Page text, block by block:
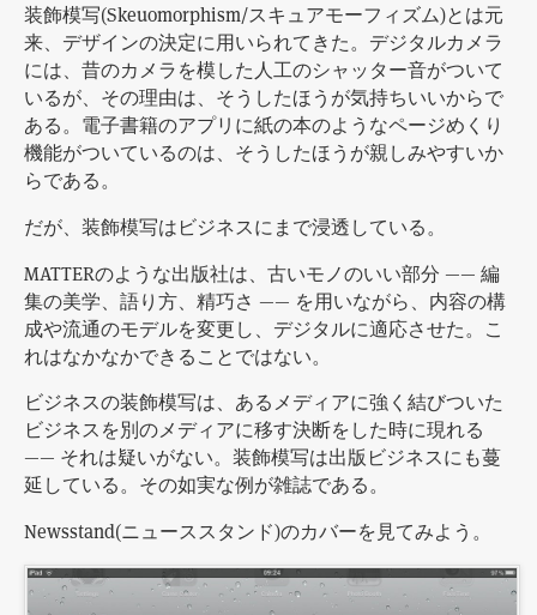
装飾模写(Skeuomorphism/スキュアモーフィズム)とは元
来、デザインの決定に用いられてきた。デジタルカメラ
には、昔のカメラを模した人工のシャッター音がついて
いるが、その理由は、そうしたほうが気持ちいいからで
ある。電子書籍のアプリに紙の本のようなページめくり
機能がついているのは、そうしたほうが親しみやすいか
らである。
だが、装飾模写はビジネスにまで浸透している。
MATTERのような出版社は、古いモノのいい部分 —— 編
集の美学、語り方、精巧さ —— を用いながら、内容の構
成や流通のモデルを変更し、デジタルに適応させた。こ
れはなかなかできることではない。
ビジネスの装飾模写は、あるメディアに強く結びついた
ビジネスを別のメディアに移す決断をした時に現れる
—— それは疑いがない。装飾模写は出版ビジネスにも蔓
延している。その如実な例が雑誌である。
Newsstand(ニューススタンド)のカバーを見てみよう。